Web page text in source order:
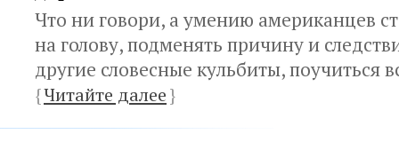
Что ни говори, а умению американцев
на голову, подменять причину и
другие словесные кульбиты, поучиться
{Читайте далее}